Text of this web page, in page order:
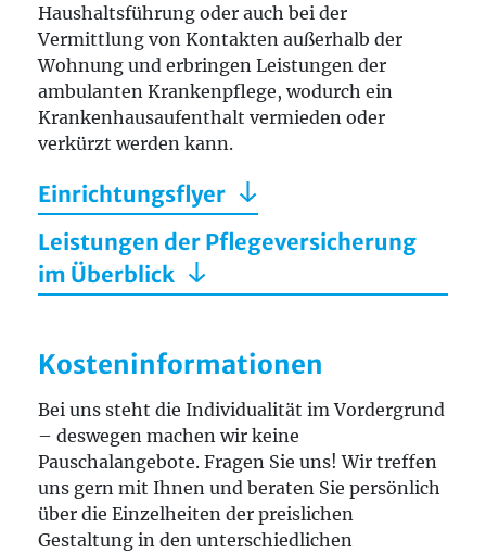
Haushaltsführung oder auch bei der
Vermittlung von Kontakten außerhalb der
Wohnung und erbringen Leistungen der
ambulanten Krankenpflege, wodurch ein
Krankenhausaufenthalt vermieden oder
verkürzt werden kann.
Einrichtungsflyer
Leistungen der Pflegeversicherung
im Überblick
Kosteninformationen
Bei uns steht die Individualität im Vordergrund
– deswegen machen wir keine
Pauschalangebote. Fragen Sie uns! Wir treffen
uns gern mit Ihnen und beraten Sie persönlich
über die Einzelheiten der preislichen
Gestaltung in den unterschiedlichen